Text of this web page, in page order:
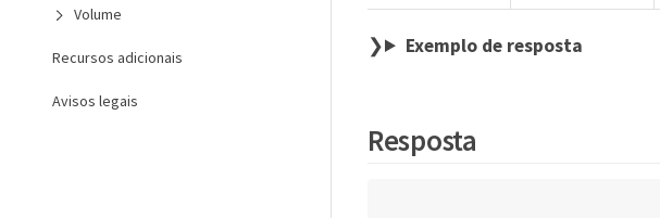
Volume
Recursos adicionais
Avisos legais
Exemplo de resposta
Resposta